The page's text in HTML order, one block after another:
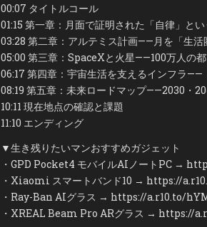
00:07 タイトルコール
01:15 第一章：月面で証明された「自律」と
03:28 第二章：アルテミス計画——月を「生活
05:00 第三章：SpaceXと火星——100万人の
06:17 第四章：宇宙生活を支えるインフラ——
08:19 第五章：未来ロードマップ——2030・
10:11 現在地点の確認と課題
11:10 エンディング
▼生き残りたいマンおすすめガジェット
・GPD Pocket4 モバイルAIノートPC →
・Xiaomi スマートバンド10 → https://
・Ray-Ban AIグラス → https://a.r10.to/
・XREAL Beam Pro ARグラス → https://